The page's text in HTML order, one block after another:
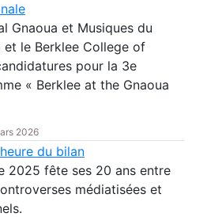
Gnaoua et Musiques du
et le Berklee College of
pour la 3e
« Berklee at the Gnaoua
2026
du bilan
2025 fête ses 20 ans entre
médiatisées et